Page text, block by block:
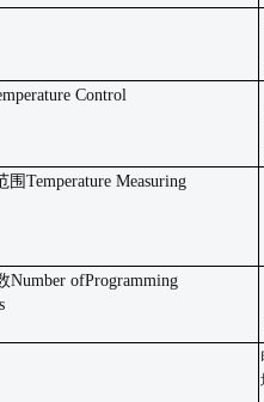
Control
围 Temperature Measuring
Number ofProgramming